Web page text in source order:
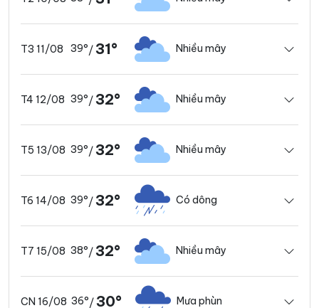
T3 11/08 39°/31° Nhiều mây
T4 12/08 39°/32° Nhiều mây
T5 13/08 39°/32° Nhiều mây
T6 14/08 39°/32° Có dông
T7 15/08 38°/32° Nhiều mây
CN 16/08 36°/30° Mưa phùn